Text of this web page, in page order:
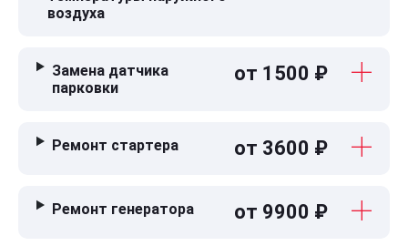
воздуха
Замена датчика
парковки
от 1500 ₽
Ремонт стартера от 3600 ₽
Ремонт генератора от 9900 ₽